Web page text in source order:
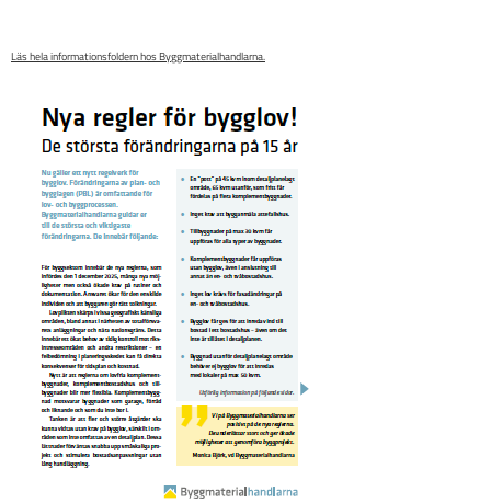
Läs hela informationsfoldern hos Byggmaterialhandlarna.